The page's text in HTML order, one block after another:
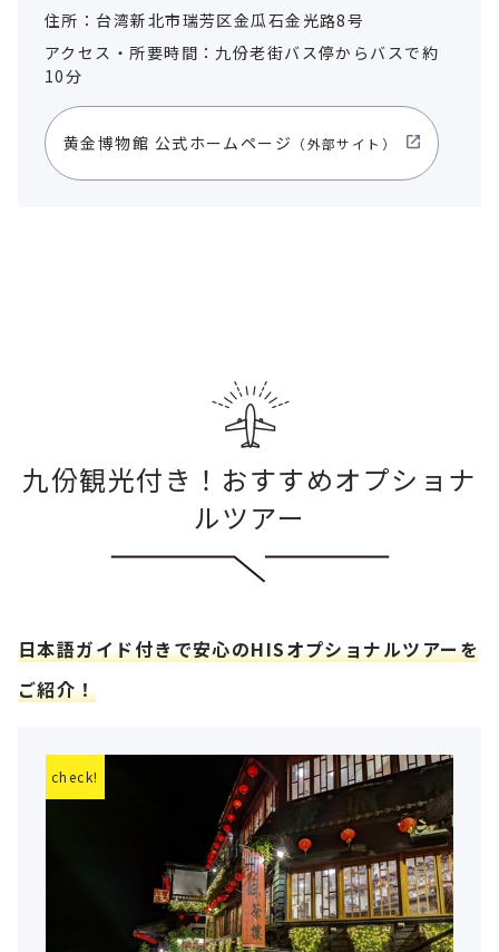
住所：台湾新北市瑞芳区金瓜石金光路8号
アクセス・所要時間：九份老街バス停からバスで約
10分
黄金博物館 公式ホームページ （外部サイト）
九份観光付き！おすすめオプショナ
ルツアー
日本語ガイド付きで安心のHISオプショナルツアーを
ご紹介！